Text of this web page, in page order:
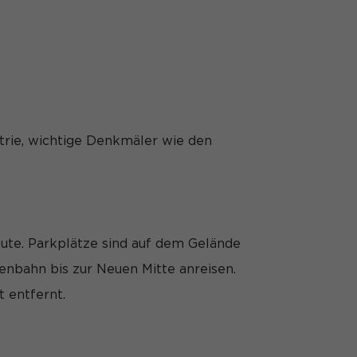
wichtige Denkmäler wie den
Parkplätze sind auf dem Gelände
bis zur Neuen Mitte anreisen.
entfernt.
Daten
zu ganzen